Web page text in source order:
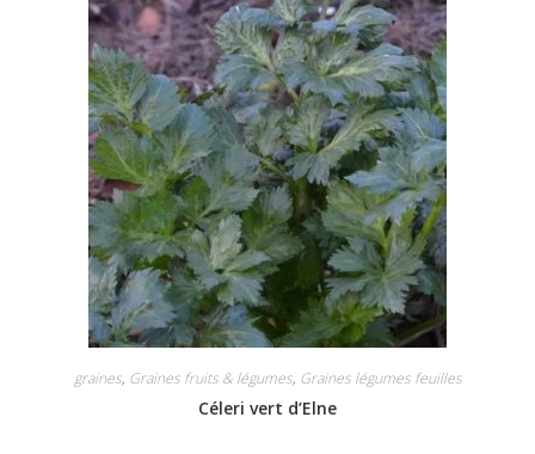
graines, Graines fruits & légumes, Graines légumes feuilles
Céleri vert d’Elne